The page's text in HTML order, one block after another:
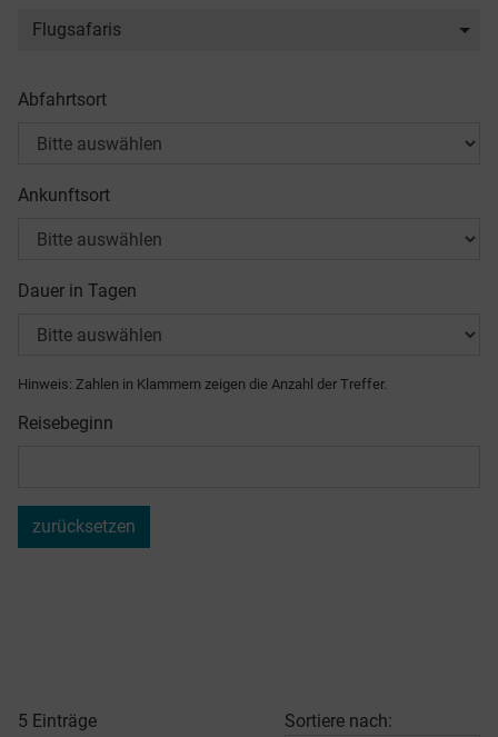
Flugsafaris
Abfahrtsort
Ankunftsort
Dauer in Tagen
Hinweis: Zahlen in Klammern zeigen die Anzahl der Treffer.
Reisebeginn
zurücksetzen
5 Einträge Sortiere nach: